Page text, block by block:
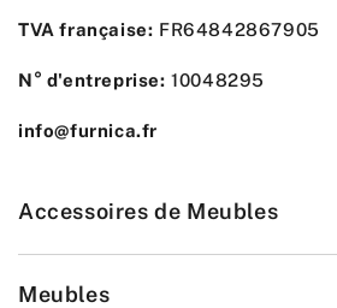
TVA française: FR64842867905
N° d'entreprise: 10048295
info@furnica.fr
Accessoires de Meubles
Meubles